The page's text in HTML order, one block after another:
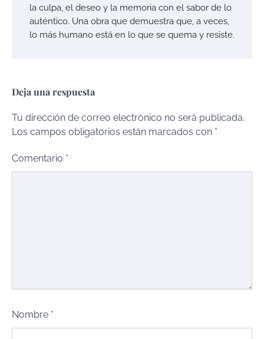
la culpa, el deseo y la memoria con el sabor de lo
auténtico. Una obra que demuestra que, a veces,
lo más humano está en lo que se quema y resiste.
Deja una respuesta
Tu dirección de correo electrónico no será publicada.
Los campos obligatorios están marcados con *
Comentario *
Nombre *